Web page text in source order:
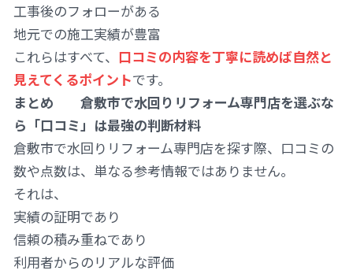
工事後のフォローがある
地元での施工実績が豊富
これらはすべて、 口コミの内容を丁寧に読めば自然と
見えてくるポイントです。
まとめ 倉敷市で水回りリフォーム専門店を選ぶな
ら「口コミ」は最強の判断材料
倉敷市で水回りリフォーム専門店を探す際、口コミの
数や点数は、単なる参考情報ではありません。
それは、
実績の証明であり
信頼の積み重ねであり
利用者からのリアルな評価